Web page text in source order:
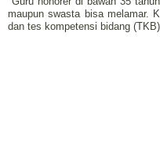
maupun swasta bisa melamar.
dan tes kompetensi bidang